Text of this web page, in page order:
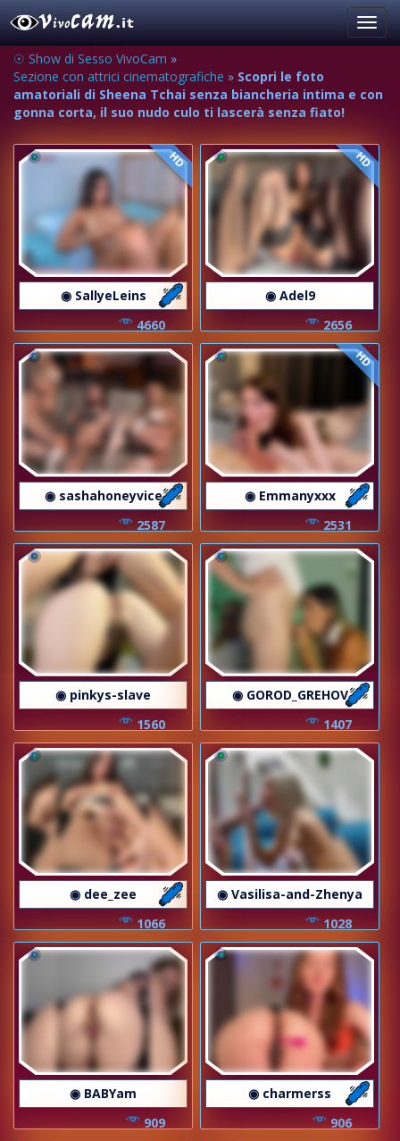
☉ Show di Sesso VivoCam »
Sezione con attrici cinematografiche » Scopri le foto
amatoriali di Sheena Tchai senza biancheria intima e con
gonna corta, il suo nudo culo ti lascerà senza fiato!
HD
◉ SallyeLeins
4660
HD
◉ Adel9
2656
◉ sashahoneyvice
2587
HD
◉ Emmanyxxx
2531
◉ pinkys-slave
1560
◉ GOROD_GREHOV
1407
◉ dee_zee
1066
◉ Vasilisa-and-Zhenya
1028
◉ BABYam
909
◉ charmerss
906